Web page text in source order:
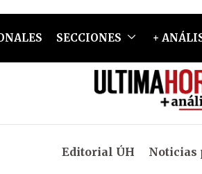
SECCIONES +
Editorial ÚH Noticias